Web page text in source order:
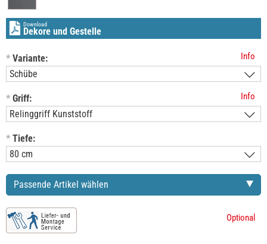
Download
Dekore und Gestelle
* Variante: Info
* Griff: Info
* Tiefe:
Passende Artikel wählen
Optional